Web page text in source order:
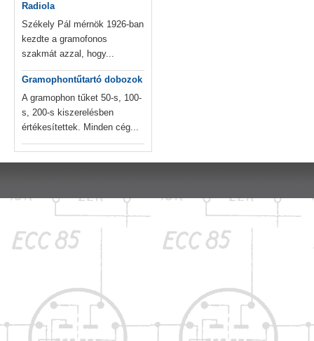
Radiola
Székely Pál mérnök 1926-ban
kezdte a gramofonos
szakmát azzal, hogy...
Gramophontűtartó dobozok
A gramophon tűket 50-s, 100-
s, 200-s kiszerelésben
értékesítettek. Minden cég...